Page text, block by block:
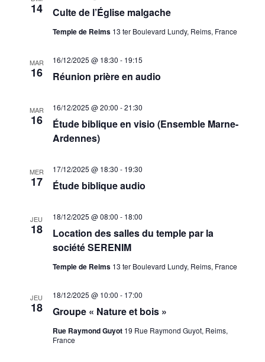
14 Culte de l’Église malgache
Temple de Reims 13 ter Boulevard Lundy, Reims, France
MAR
16 Réunion prière en audio
16/12/2025 @ 18:30 - 19:15
MAR
16
Étude biblique en visio (Ensemble Marne-
Ardennes)
16/12/2025 @ 20:00 -21:30
MER
17 Étude biblique audio
17/12/2025 @ 18:30 - 19:30
JEU
18
Location des salles du temple par la
société SERENIM
18/12/2025 @ 08:00 - 18:00
Temple de Reims 13 ter Boulevard Lundy, Reims, France
JEU
18 Groupe « Nature et bois »
18/12/2025 @ 10:00 - 17:00
Rue Raymond Guyot 19 Rue Raymond Guyot, Reims,
France